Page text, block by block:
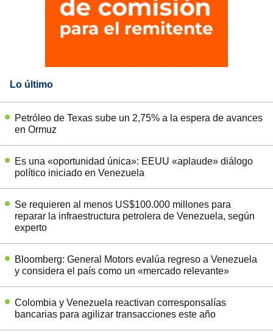
Lo último
Petróleo de Texas sube un 2,75% a la espera de avances
en Ormuz
Es una «oportunidad única»: EEUU «aplaude» diálogo
político iniciado en Venezuela
Se requieren al menos US$100.000 millones para
reparar la infraestructura petrolera de Venezuela, según
experto
Bloomberg: General Motors evalúa regreso a Venezuela
y considera el país como un «mercado relevante»
Colombia y Venezuela reactivan corresponsalías
bancarias para agilizar transacciones este año